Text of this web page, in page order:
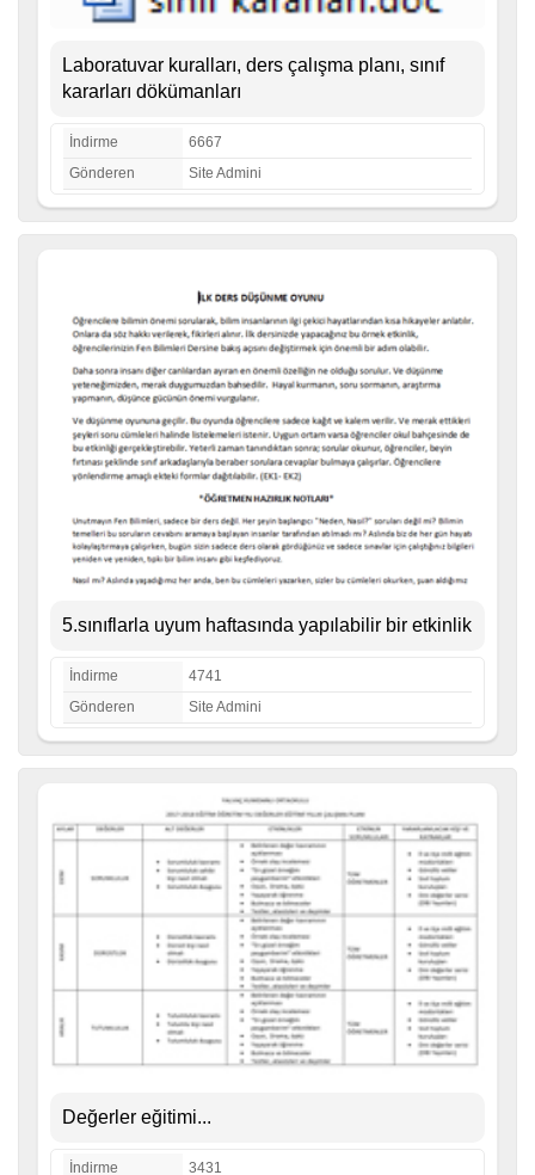
Laboratuvar kuralları, ders çalışma planı, sınıf
kararları dökümanları
İndirme
6667
Gönderen
Site Admini
5.sınıflarla uyum haftasında yapılabilir bir etkinlik
İndirme
4741
Gönderen
Site Admini
Değerler eğitimi...
İndirme 3431